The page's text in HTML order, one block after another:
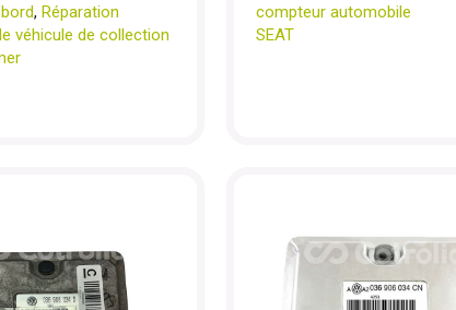
, Réparation
véhicule de collection
compteur automobile
SEAT